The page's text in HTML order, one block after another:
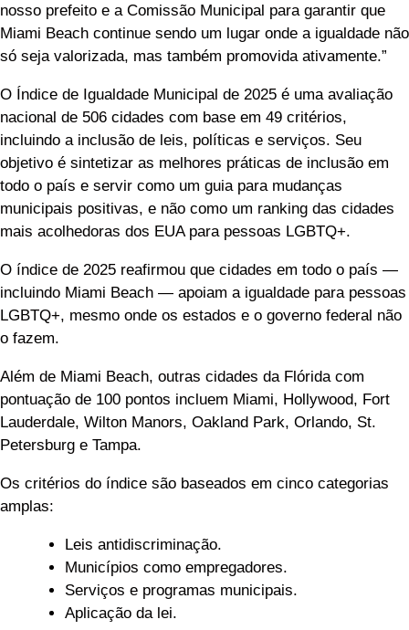
nosso prefeito e a Comissão Municipal para garantir que
Miami Beach continue sendo um lugar onde a igualdade não
só seja valorizada, mas também promovida ativamente.”
O Índice de Igualdade Municipal de 2025 é uma avaliação
nacional de 506 cidades com base em 49 critérios,
incluindo a inclusão de leis, políticas e serviços. Seu
objetivo é sintetizar as melhores práticas de inclusão em
todo o país e servir como um guia para mudanças
municipais positivas, e não como um ranking das cidades
mais acolhedoras dos EUA para pessoas LGBTQ+.
O índice de 2025 reafirmou que cidades em todo o país —
incluindo Miami Beach — apoiam a igualdade para pessoas
LGBTQ+, mesmo onde os estados e o governo federal não
o fazem.
Além de Miami Beach, outras cidades da Flórida com
pontuação de 100 pontos incluem Miami, Hollywood, Fort
Lauderdale, Wilton Manors, Oakland Park, Orlando, St.
Petersburg e Tampa.
Os critérios do índice são baseados em cinco categorias
amplas:
Leis antidiscriminação.
Municípios como empregadores.
Serviços e programas municipais.
Aplicação da lei.